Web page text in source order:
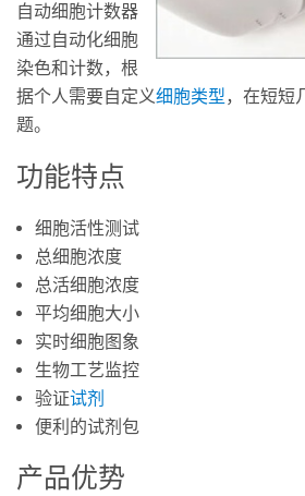
自动细胞计数器
通过自动化细胞
染色和计数，根
据个人需要自定义细胞类型，在短短
题。
功能特点
细胞活性测试
总细胞浓度
总活细胞浓度
平均细胞大小
实时细胞图象
生物工艺监控
验证试剂
便利的试剂包
产品优势